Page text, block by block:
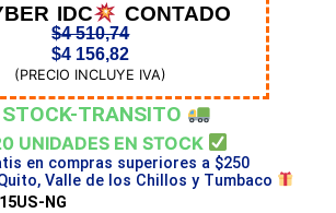
IDC CONTADO
$4 510,74
$4 156,82
(PRECIO INCLUYE IVA)
TRANSITO
UNIDADES EN STOCK
en compras superiores a $250
Valle de los Chillos y Tumbaco
NG